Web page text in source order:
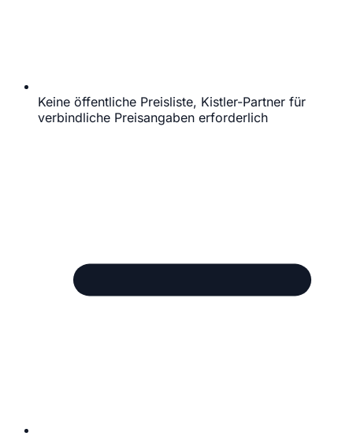
Keine öffentliche Preisliste, Kistler-Partner für
verbindliche Preisangaben erforderlich